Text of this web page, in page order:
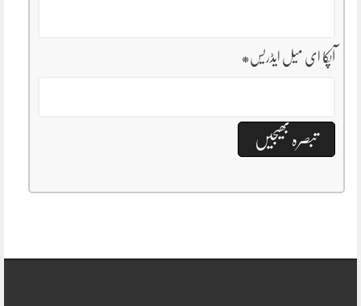
آپکا ای میل ایڈریس*